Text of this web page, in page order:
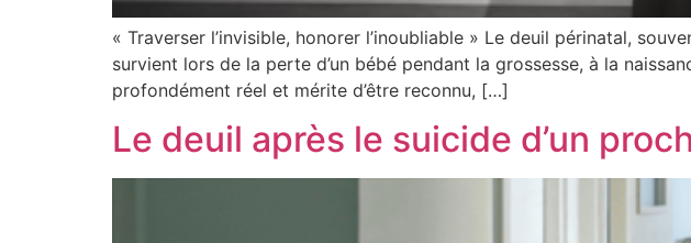
« Traverser l’invisible, honorer l’inoubliable » Le deuil périnatal,
survient lors de la perte d’un bébé pendant la grossesse, à la
profondément réel et mérite d’être reconnu, […]
Le deuil après le suicide d’un